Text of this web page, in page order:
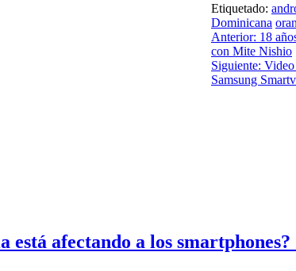
Etiquetado:
Dominicana
Anterior: 18
con Mite Nishio
Siguiente:
Samsung
afectando a los smartphones?